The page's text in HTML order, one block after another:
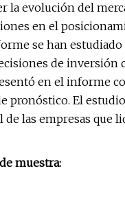
la evolución del
en el
se han
de inversión
en el informe
pronóstico. El
las empresas que
muestra: